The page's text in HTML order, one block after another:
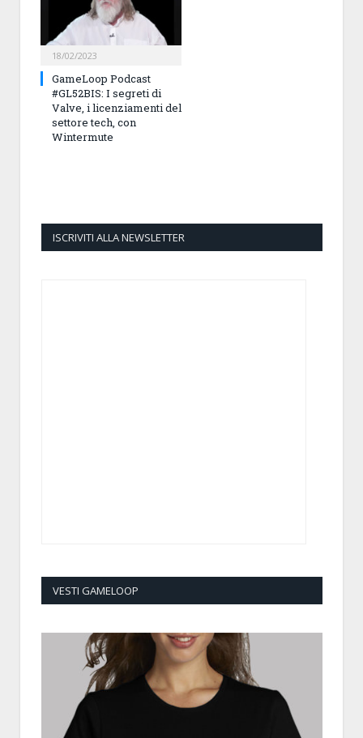
18/02/2023
GameLoop Podcast
#GL52BIS: I segreti di
Valve, i licenziamenti del
settore tech, con
Wintermute
ISCRIVITI ALLA NEWSLETTER
VESTI GAMELOOP